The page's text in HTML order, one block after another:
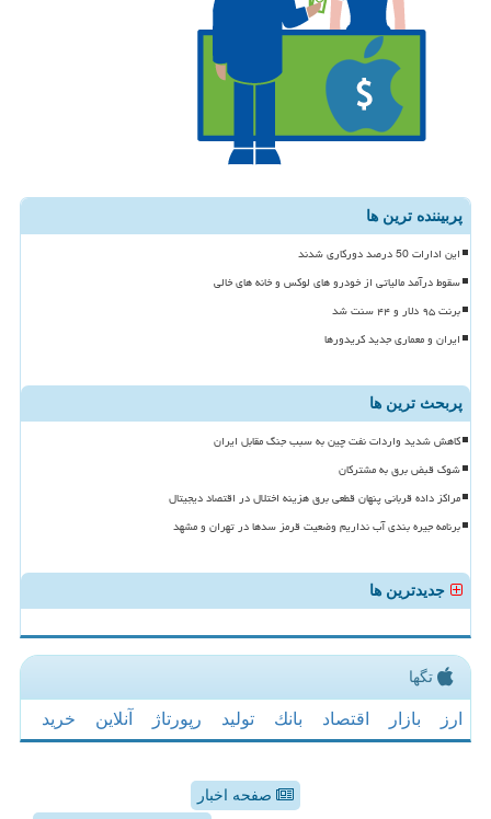
پربیننده ترین ها
این ادارات 50 درصد دورکاری شدند
سقوط درآمد مالیاتی از خودرو های لوکس و خانه های خالی
برنت ۹۵ دلار و ۴۴ سنت شد
ایران و معماری جدید کریدورها
پربحث ترین ها
کاهش شدید واردات نفت چین به سبب جنگ مقابل ایران
شوک قبض برق به مشترکان
مراکز داده قربانی پنهان قطعی برق هزینه اختلال در اقتصاد دیجیتال
برنامه جیره بندی آب نداریم وضعیت قرمز سدها در تهران و مشهد
جدیدترین ها
تگها
ارز بازار اقتصاد بانك تولید رپورتاژ آنلاین خرید
صفحه اخبار